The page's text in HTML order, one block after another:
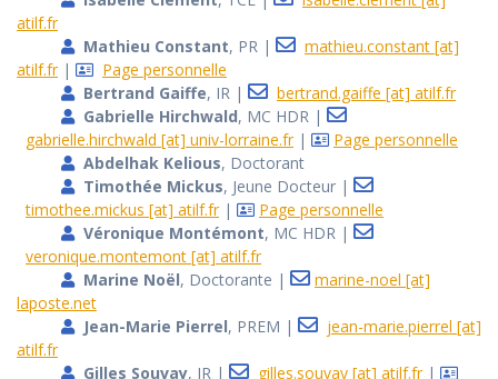
atilf.fr
Mathieu Constant, PR |
mathieu.constant [at]
atilf.fr|
Page personnelle
Bertrand Gaiffe, IR |
bertrand.gaiffe [at] atilf.fr
Gabrielle Hirchwald, MC HDR |
gabrielle.hirchwald [at] univ-lorraine.fr|
Page personnelle
Abdelhak Kelious, Doctorant
Timothée Mickus, Jeune Docteur |
timothee.mickus [at] atilf.fr|
Page personnelle
Véronique Montémont, MC HDR |
veronique.montemont [at] atilf.fr
Marine Noël, Doctorante |
marine-noel [at]
laposte.net
Jean-Marie Pierrel, PREM |
jean-marie.pierrel [at]
atilf.fr
Gilles Souvay, IR | gilles.souvay [at] atilf.fr|